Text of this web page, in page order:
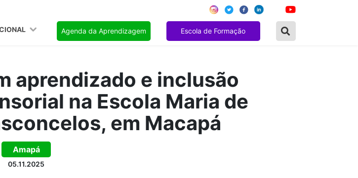
Agenda da Aprendizagem Escola de Formação
aprendizado e inclusão
na Escola Maria de
em Macapá
Amapá
05.11.2025